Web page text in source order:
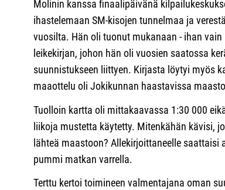
Molinin kanssa finaalipäivänä
ihastelemaan SM-kisojen tunnelmaa ja
vuosilta. Hän oli tuonut mukanaan - ihan
leikekirjan, johon hän oli vuosien saatossa
suunnistukseen liittyen. Kirjasta löytyi myös
maaottelu oli Jokikunnan haastavissa
Tuolloin kartta oli mittakaavassa 1:30 000
liikoja mustetta käytetty. Mitenkähän kävisi,
lähteä maastoon? Allekirjoittaneelle saattaisi
pummi matkan varrella.
Terttu kertoi toimineen valmentajana oman